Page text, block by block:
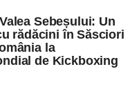
Sebeșului: Un
rădăcini în Săsciori
la
de Kickboxing